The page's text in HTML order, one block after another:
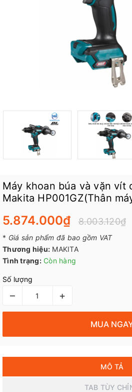
Máy khoan búa và vặn vít
Makita HP001GZ(Thân
5.874.000₫ 8.003.120₫
* Giá sản phẩm đã bao gồm VAT
Thương hiệu: MAKITA
Tình trạng: Còn hàng
Số lượng
– +
MUA
MÔ TẢ
TAB TÙY